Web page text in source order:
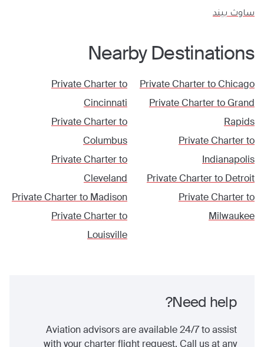
ساوث بيند
Nearby Destinations
Private Charter toChicago
Private Charter toGrand
Rapids
Private Charter to
Indianapolis
Private Charter to Detroit
Private Charter to
Milwaukee
Private Charter to
Cincinnati
Private Charter to
Columbus
Private Charter to
Cleveland
Private Charter to Madison
Private Charter to
Louisville
Need help?
Aviation advisors are available 24/7 to assist
with your charter flight request. Call us at any